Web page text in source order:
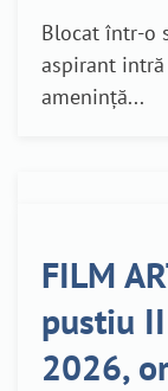
Blocat într-o
aspirant
amenință...
FILM
pustiu
2026,